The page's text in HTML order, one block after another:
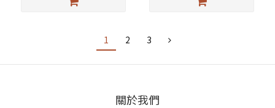
1 2 3
關於我們